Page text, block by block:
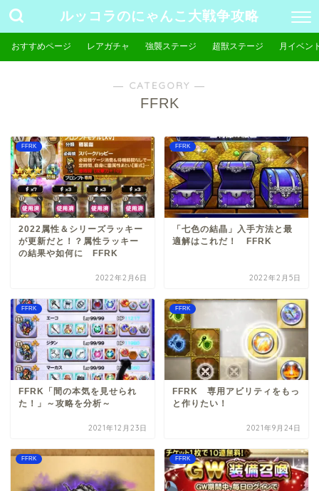
ルッコラのにゃんこ大戦争攻略
おすすめページ レアガチャ 強襲ステージ 超獣ステージ 月イベン
― CATEGORY ―
FFRK
FFRK
2022属性＆シリーズラッキー
が更新だと！？属性ラッキー
の結果や如何に FFRK
2022年2月6日
FFRK
「七色の結晶」入手方法と最
適解はこれだ！ FFRK
2022年2月5日
FFRK
FFRK「間の本気を見せられ
た！」～攻略を分析～
2021年12月23日
FFRK
FFRK 専用アビリティをもっ
と作りたい！
2021年9月24日
FFRK FFRK